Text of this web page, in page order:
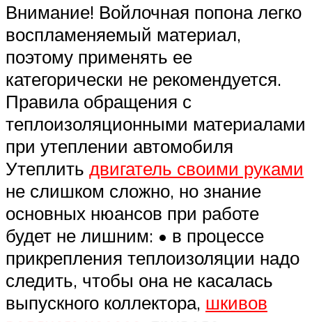
Внимание! Войлочная попона легко
воспламеняемый материал,
поэтому применять ее
категорически не рекомендуется.
Правила обращения с
теплоизоляционными материалами
при утеплении автомобиля
Утеплить двигатель своими руками
не слишком сложно, но знание
основных нюансов при работе
будет не лишним: • в процессе
прикрепления теплоизоляции надо
следить, чтобы она не касалась
выпускного коллектора, шкивов